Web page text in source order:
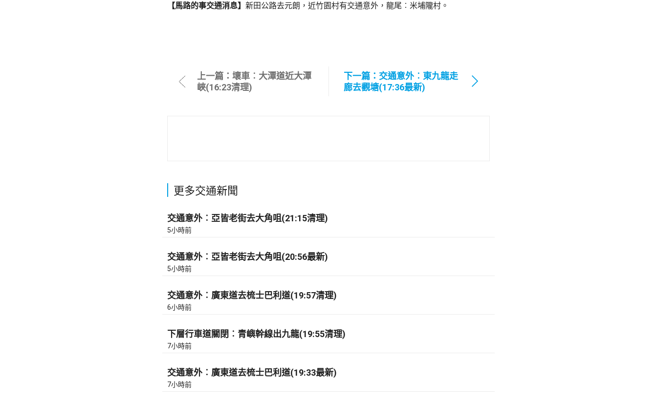
【馬路的事交通消息】 新田公路去元朗，近竹園村有交通意外，龍尾︰米埔隴村。
上一篇：壞車︰大潭道近大潭
峽(16:23清理)
下一篇：交通意外︰東九龍走
廊去觀塘(17:36最新)
更多交通新聞
交通意外︰亞皆老街去大角咀(21:15清理)
5小時前
交通意外︰亞皆老街去大角咀(20:56最新)
5小時前
交通意外︰廣東道去梳士巴利道(19:57清理)
6小時前
下層行車道關閉︰青嶼幹線出九龍(19:55清理)
7小時前
交通意外︰廣東道去梳士巴利道(19:33最新)
7小時前